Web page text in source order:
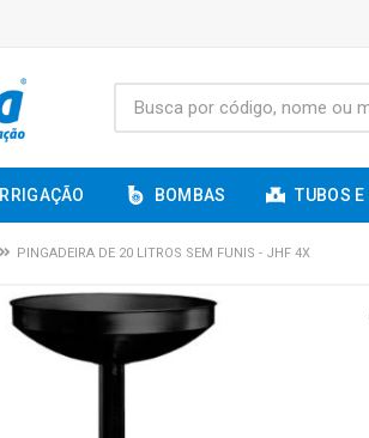
IRRIGAÇÃO BOMBAS TUBOS
PINGADEIRA DE 20 LITROS SEM FUNIS - JHF 4X